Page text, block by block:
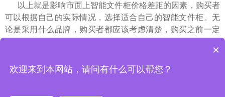
以上就是影响市面上智能文件柜价格差距的因素，购买者
可以根据自己的实际情况，选择适合自己的智能文件柜。无
论是采用什么品牌，购买者都应该考虑清楚，购买之前一定
上一篇 : 如何根据实际情况选购智能档案柜
×
欢迎来到本网站，请问有什么可以帮您？